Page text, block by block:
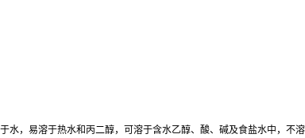
水，易溶于热水和丙二醇，可溶于含水乙醇、酸、碱及食盐水中，不